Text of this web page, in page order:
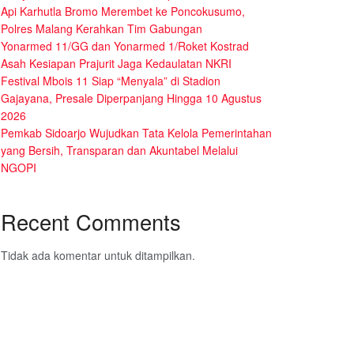
Api Karhutla Bromo Merembet ke Poncokusumo,
Polres Malang Kerahkan Tim Gabungan
Yonarmed 11/GG dan Yonarmed 1/Roket Kostrad
Asah Kesiapan Prajurit Jaga Kedaulatan NKRI
Festival Mbois 11 Siap “Menyala” di Stadion
Gajayana, Presale Diperpanjang Hingga 10 Agustus
2026
Pemkab Sidoarjo Wujudkan Tata Kelola Pemerintahan
yang Bersih, Transparan dan Akuntabel Melalui
NGOPI
Recent Comments
Tidak ada komentar untuk ditampilkan.